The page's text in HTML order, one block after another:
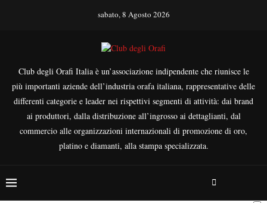
sabato, 8 Agosto 2026
Club degli Orafi Italia è un’associazione indipendente che riunisce le
più importanti aziende dell’industria orafa italiana, rappresentative delle
differenti categorie e leader nei rispettivi segmenti di attività: dai brand
ai produttori, dalla distribuzione all’ingrosso ai dettaglianti, dal
commercio alle organizzazioni internazionali di promozione di oro,
platino e diamanti, alla stampa specializzata.